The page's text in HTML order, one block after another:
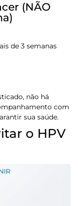
(NÃO
de 3 semanas
não há
com
sua saúde.
o HPV